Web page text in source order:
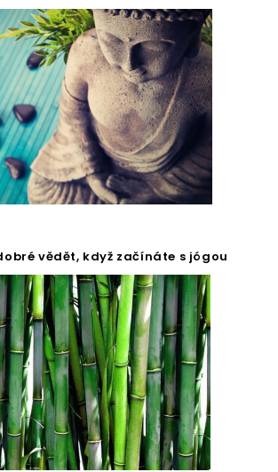
vědět, když začínáte s jógou